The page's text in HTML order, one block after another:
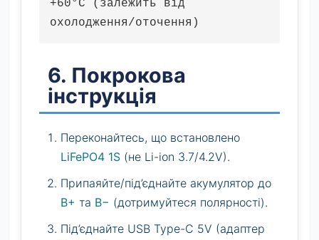
+60°C (залежить від
охолодження/оточення)
6. Покрокова
інструкція
Переконайтесь, що встановлено
LiFePO4 1S (не Li-ion 3.7/4.2V).
Припаяйте/під’єднайте акумулятор до
B+ та B− (дотримуйтеся полярності).
Під’єднайте USB Type-C 5V (адаптер